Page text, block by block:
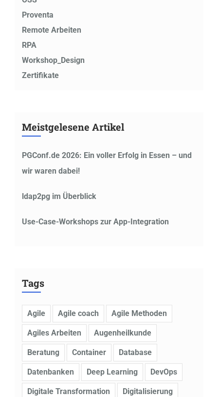
Proventa
Remote Arbeiten
RPA
Workshop_Design
Zertifikate
Meistgelesene Artikel
PGConf.de 2026: Ein voller Erfolg in Essen – und
wir waren dabei!
ldap2pg im Überblick
Use-Case-Workshops zur App-Integration
Tags
Agile Agile coach Agile Methoden
Agiles Arbeiten Augenheilkunde
Beratung Container Database
Datenbanken Deep Learning DevOps
Digitale Transformation Digitalisierung